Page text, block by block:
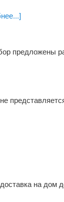
предложены
на дом